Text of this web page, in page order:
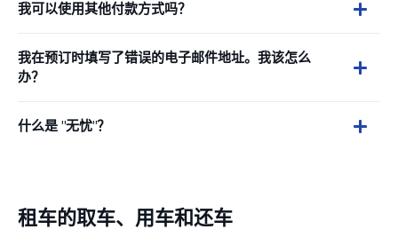
我可以使用其他付款方式吗？
我在预订时填写了错误的电子邮件地址。我该怎么
办？
什么是 "无忧"？
租车的取车、用车和还车